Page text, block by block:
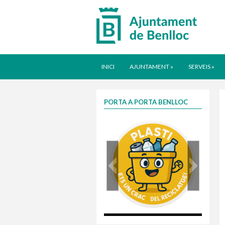
INICI AJUNTAMENT » SERVEIS »
PORTA A PORTA BENLLOC